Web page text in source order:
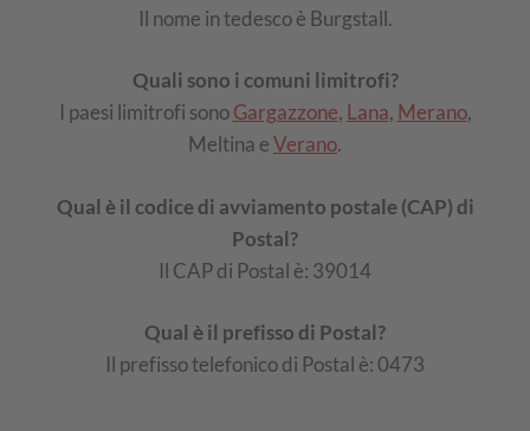
Il nome in tedesco è Burgstall.
Quali sono i comuni limitrofi?
I paesi limitrofi sonoGargazzone, Lana, Merano,
Meltina eVerano.
Qual è il codice di avviamento postale (CAP) di
Postal?
Il CAP di Postal è: 39014
Qual è il prefisso di Postal?
Il prefisso telefonico di Postal è: 0473